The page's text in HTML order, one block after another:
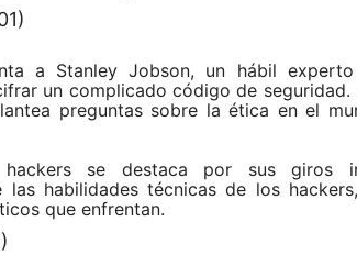
a Stanley Jobson, un hábil
un complicado código de
preguntas sobre la ética en el
se destaca por sus giros
las habilidades técnicas de los
que enfrentan.